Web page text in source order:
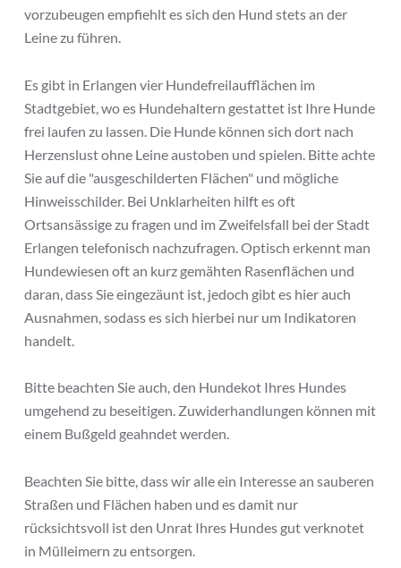
vorzubeugen empfiehlt es sich den Hund stets an der
Leine zu führen.
Es gibt in Erlangen vier Hundefreilaufflächen im
Stadtgebiet, wo es Hundehaltern gestattet ist Ihre Hunde
frei laufen zu lassen. Die Hunde können sich dort nach
Herzenslust ohne Leine austoben und spielen. Bitte achte
Sie auf die "ausgeschilderten Flächen" und mögliche
Hinweisschilder. Bei Unklarheiten hilft es oft
Ortsansässige zu fragen und im Zweifelsfall bei der Stadt
Erlangen telefonisch nachzufragen. Optisch erkennt man
Hundewiesen oft an kurz gemähten Rasenflächen und
daran, dass Sie eingezäunt ist, jedoch gibt es hier auch
Ausnahmen, sodass es sich hierbei nur um Indikatoren
handelt.
Bitte beachten Sie auch, den Hundekot Ihres Hundes
umgehend zu beseitigen. Zuwiderhandlungen können mit
einem Bußgeld geahndet werden.
Beachten Sie bitte, dass wir alle ein Interesse an sauberen
Straßen und Flächen haben und es damit nur
rücksichtsvoll ist den Unrat Ihres Hundes gut verknotet
in Mülleimern zu entsorgen.